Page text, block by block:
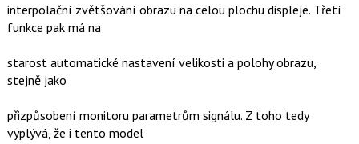
interpolační zvětšování obrazu na celou plochu displeje. Třetí
funkce pak má na
starost automatické nastavení velikosti a polohy obrazu,
stejně jako
přizpůsobení monitoru parametrům signálu. Z toho tedy
vyplývá, že i tento model